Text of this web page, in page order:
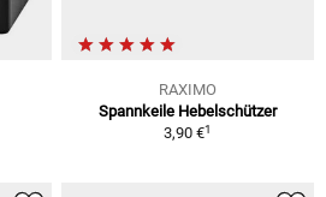
RAXIMO
Spannkeile Hebelschützer
3,90 €1